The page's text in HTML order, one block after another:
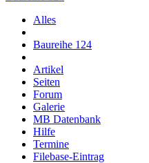
Alles
Baureihe 124
Artikel
Seiten
Forum
Galerie
MB Datenbank
Hilfe
Termine
Filebase-Eintrag